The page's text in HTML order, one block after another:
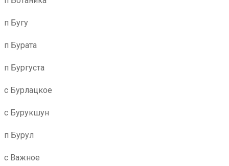
п Бугу
п Бурата
п Бургуста
с Бурлацкое
с Бурукшун
п Бурул
с Важное